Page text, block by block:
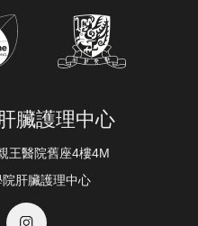
臟護理中心
王醫院舊座4樓4M
肝臟護理中心